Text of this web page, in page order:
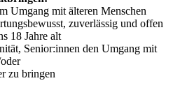
Umgang mit älteren Menschen
zuverlässig und offen
18 Jahre alt
Senior:innen den Umgang mit
zu bringen